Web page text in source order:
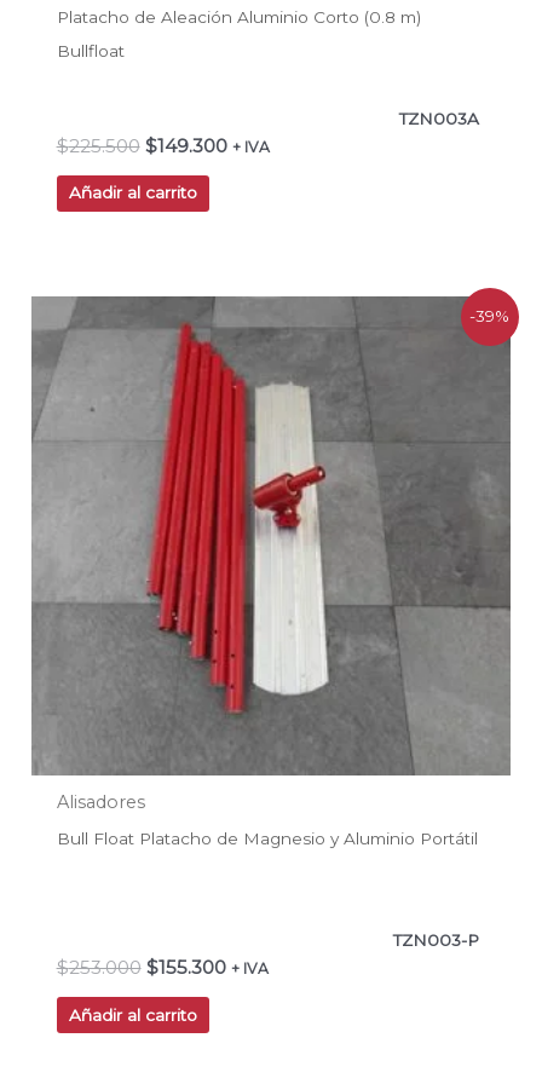
Platacho de Aleación Aluminio Corto (0.8 m)
Bullfloat
TZN003A
$225.500 $149.300 + IVA
Añadir al carrito
-39%
Alisadores
Bull Float Platacho de Magnesio y Aluminio Portátil
TZN003-P
$253.000
precio
original
era:
$253.000.
$155.300
precio
actual
es:
$155.300.
+ IVA
Añadir al carrito